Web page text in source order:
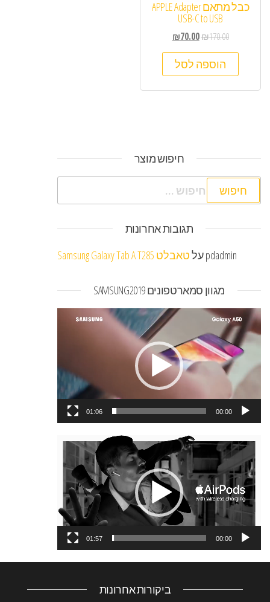
כבל מתאם APPLE Adapter
USB-C to USB
₪170.00
₪70.00
הוספה לסל
חיפוש מוצר
חיפוש:
תגובות אחרונות
pdadminעלטאבלט Samsung Galaxy Tab A T285
מגוון סמארטפונים SAMSUNG2019
נגן
וידאו
00:00
01:06
נגן
וידאו
00:00
01:57
ביקורות אחרונות